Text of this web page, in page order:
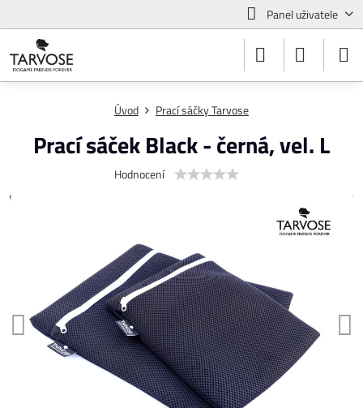
Panel uživatele
Úvod Prací sáčky Tarvose
Prací sáček Black - černá, vel. L
Hodnocení